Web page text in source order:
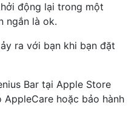
động lại trong một
ngắn là ok.
ra với bạn khi bạn đặt
Bar tại Apple Store
AppleCare hoặc bảo hành